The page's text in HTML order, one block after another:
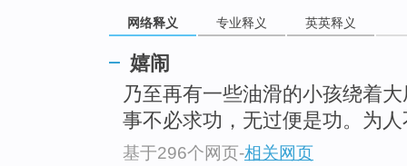
网络释义 专业释义 英英释义
嬉闹
乃至再有一些油滑的小孩绕着
事不必求功，无过便是功。为
基于296个网页-相关网页